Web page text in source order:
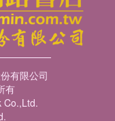
有限公司
有
Co.,Ltd.